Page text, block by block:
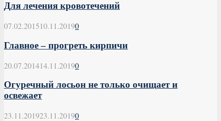
Для лечения кровотечений
07.02.201510.11.20190
Главное – прогреть кирпичи
20.07.201414.11.20190
Огуречный лосьон не только очищает и
освежает
23.11.201923.11.20190